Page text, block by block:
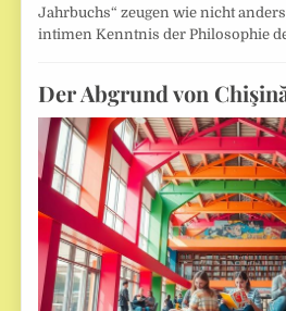
Jahrbuchs“ zeugen wie nicht
intimen Kenntnis der Philosophie
Der Abgrund von